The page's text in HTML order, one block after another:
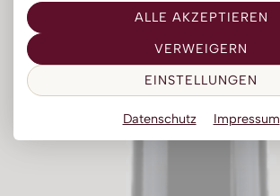
ALLE AKZEPTIEREN
VERWEIGERN
EINSTELLUNGEN
Datenschutz Impressum
Gin
Grappa | Tresterbrand
Likör
Obstbrand
Low Alc - Stillwein
Mavrio
Silentium